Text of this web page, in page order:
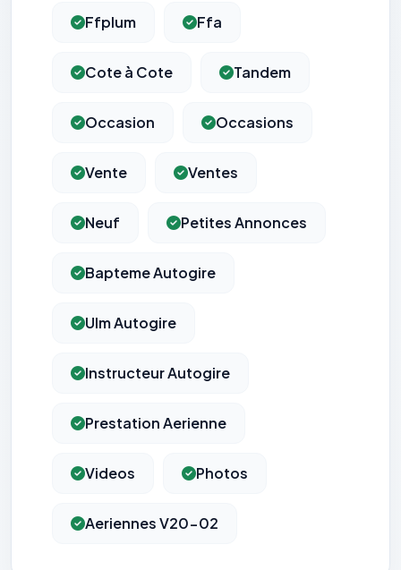
Ffplum Ffa
Cote à Cote Tandem
Occasion Occasions
Vente Ventes
Neuf Petites Annonces
Bapteme Autogire
Ulm Autogire
Instructeur Autogire
Prestation Aerienne
Videos Photos
Aeriennes V20-02